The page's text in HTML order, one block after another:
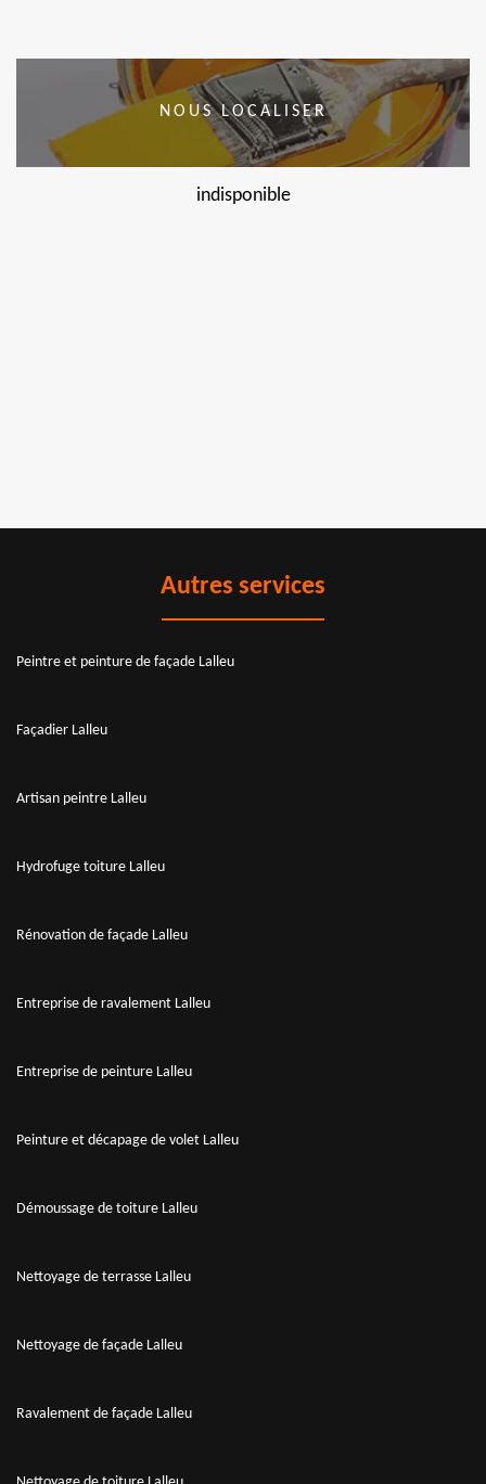
NOUS LOCALISER
indisponible
Autres services
Peintre et peinture de façade Lalleu
Façadier Lalleu
Artisan peintre Lalleu
Hydrofuge toiture Lalleu
Rénovation de façade Lalleu
Entreprise de ravalement Lalleu
Entreprise de peinture Lalleu
Peinture et décapage de volet Lalleu
Démoussage de toiture Lalleu
Nettoyage de terrasse Lalleu
Nettoyage de façade Lalleu
Ravalement de façade Lalleu